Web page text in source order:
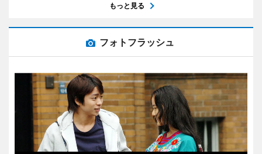
もっと見る
フォトフラッシュ